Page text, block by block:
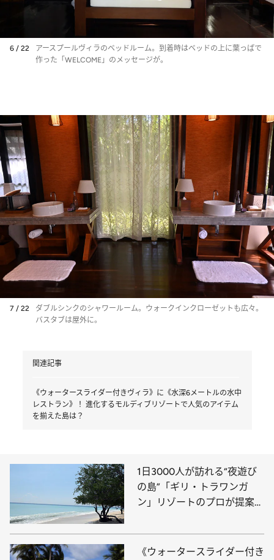
6 / 22
アースプールヴィラのベッドルーム。到着時はベッドの上に葉っぱで
作った「WELCOME」のメッセージが。
7 / 22
ダブルシンクのシャワールーム。ウォークインクローゼットも広々。
バスタブは屋外に。
関連記事
《ウォータースライダー付きヴィラ》に《水深6メートルの水中
レストラン》！ 進化するモルディブリゾートで人気のアイテム
を揃えた島は？
1日3000人が訪れる“夜遊び
の島”「ギリ・トラワンガ
ン」リゾートのプロが提案す
《ウォータースライダー付き